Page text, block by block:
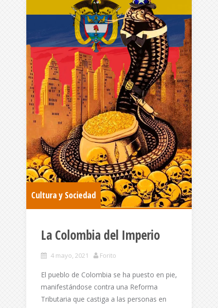
Cultura y Sociedad
La Colombia del Imperio
4 mayo, 2021 Forito
El pueblo de Colombia se ha puesto en pie,
manifestándose contra una Reforma
Tributaria que castiga a las personas en